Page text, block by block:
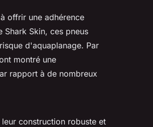
offrir une adhérence
Shark Skin, ces pneus
d'aquaplanage. Par
montré une
rapport à de nombreux
construction robuste et